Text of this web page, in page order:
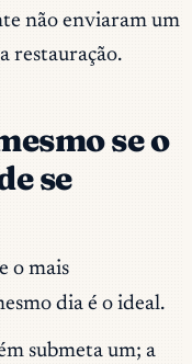
não enviaram um
restauração.
se o
se
o mais
dia é o ideal.
submeta um; a